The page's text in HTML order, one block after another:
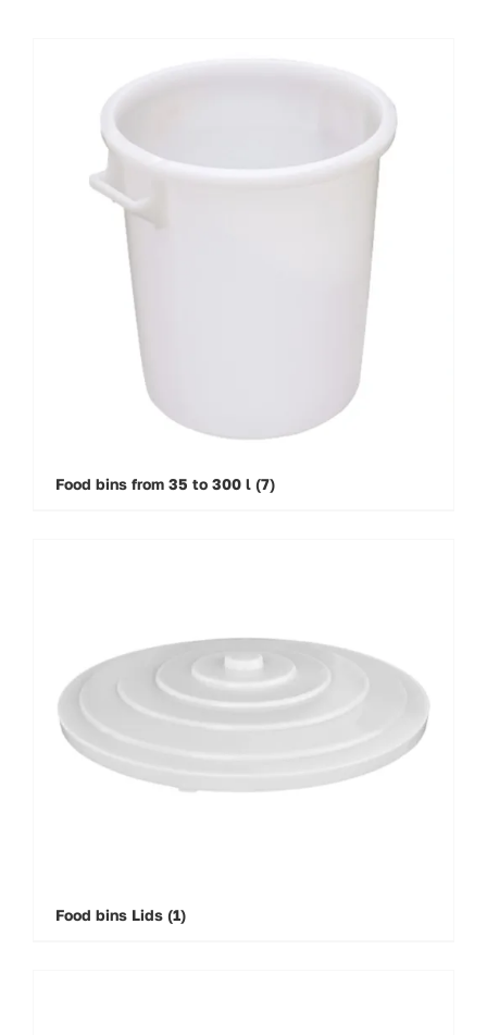
Food bins from 35 to 300 l (7)
Food bins Lids (1)